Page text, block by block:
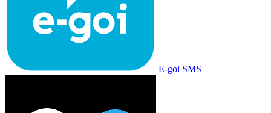
E-goi SMS